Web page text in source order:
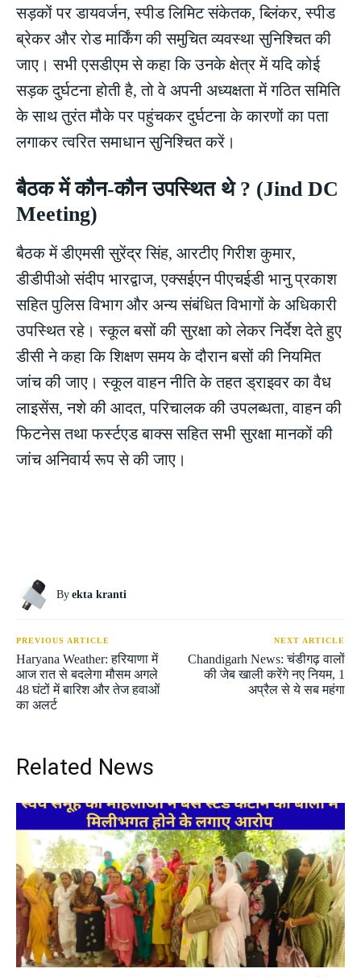
सड़कों पर डायवर्जन, स्पीड लिमिट संकेतक, ब्लिंकर, स्पीड
ब्रेकर और रोड मार्किंग की समुचित व्यवस्था सुनिश्चित की
जाए। सभी एसडीएम से कहा कि उनके क्षेत्र में यदि कोई
सड़क दुर्घटना होती है, तो वे अपनी अध्यक्षता में गठित समिति
के साथ तुरंत मौके पर पहुंचकर दुर्घटना के कारणों का पता
लगाकर त्वरित समाधान सुनिश्चित करें।
बैठक में कौन-कौन उपस्थित थे ? (Jind DC
Meeting)
बैठक में डीएमसी सुरेंद्र सिंह, आरटीए गिरीश कुमार,
डीडीपीओ संदीप भारद्वाज, एक्सईएन पीएचईडी भानु प्रकाश
सहित पुलिस विभाग और अन्य संबंधित विभागों के अधिकारी
उपस्थित रहे। स्कूल बसों की सुरक्षा को लेकर निर्देश देते हुए
डीसी ने कहा कि शिक्षण समय के दौरान बसों की नियमित
जांच की जाए। स्कूल वाहन नीति के तहत ड्राइवर का वैध
लाइसेंस, नशे की आदत, परिचालक की उपलब्धता, वाहन की
फिटनेस तथा फर्स्टएड बाक्स सहित सभी सुरक्षा मानकों की
जांच अनिवार्य रूप से की जाए।
By ekta kranti
PREVIOUS ARTICLE
Haryana Weather: हरियाणा में
आज रात से बदलेगा मौसम अगले
48 घंटों में बारिश और तेज हवाओं
का अलर्ट
NEXT ARTICLE
Chandigarh News: चंडीगढ़ वालों
की जेब खाली करेंगे नए नियम, 1
अप्रैल से ये सब महंगा
Related News